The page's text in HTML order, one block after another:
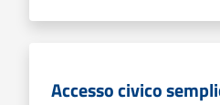
Accesso civico